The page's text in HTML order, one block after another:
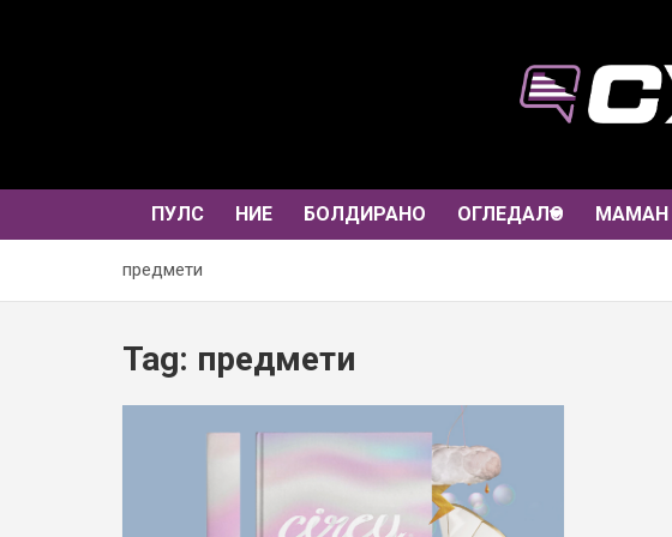
ПУЛС НИЕ БОЛДИРАНО ОГЛЕДАЛО МАМАН
предмети
Tag: предмети